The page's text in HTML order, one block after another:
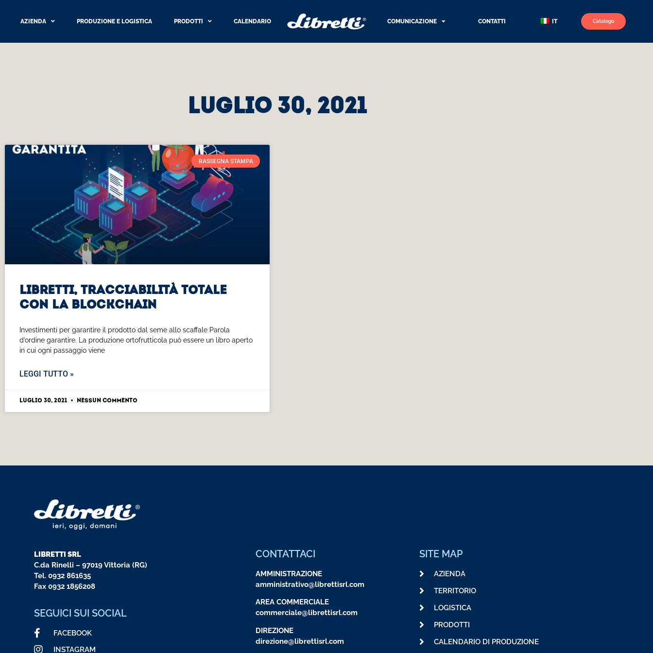
AZIENDA PRODUZIONE E LOGISTICA PRODOTTI CALENDARIO COMUNICAZIONE CONTATTI IT Catalogo
Luglio 30, 2021
RASSEGNA STAMPA
Libretti, tracciabilità totale
con la blockchain
Investimenti per garantire il prodotto dal seme allo scaffale Parola
d’ordine garantire. La produzione ortofrutticola può essere un libro aperto
in cui ogni passaggio viene
LEGGI TUTTO »
Luglio 30, 2021 Nessun commento
LIBRETTI SRL
C.da Rinelli – 97019 Vittoria (RG)
Tel. 0932 861635
Fax 0932 1856208
SEGUICI SUI SOCIAL
FACEBOOK
INSTAGRAM
CONTATTACI
AMMINISTRAZIONE
amministrativo@librettisrl.com
AREA COMMERCIALE
commerciale@librettisrl.com
DIREZIONE
direzione@librettisrl.com
SITE MAP
AZIENDA
TERRITORIO
LOGISTICA
PRODOTTI
CALENDARIO DI PRODUZIONE